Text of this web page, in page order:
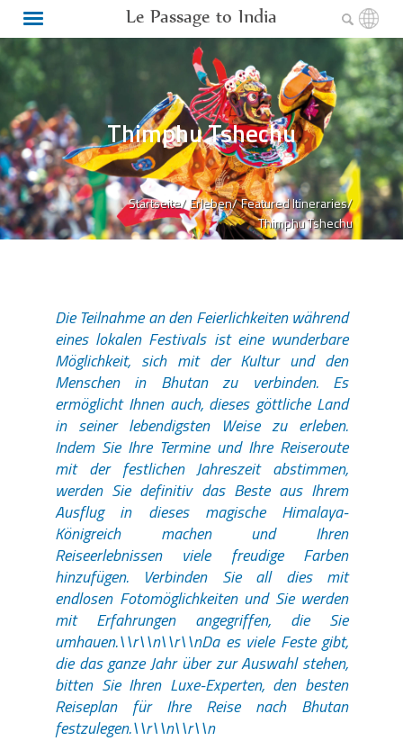
Le Passage to India
Startseite/Erleben/Featured Itineraries/
Thimphu Tshechu
Thimphu Tshechu
Die Teilnahme an den Feierlichkeiten während
eines lokalen Festivals ist eine wunderbare
Möglichkeit, sich mit der Kultur und den
Menschen in Bhutan zu verbinden. Es
ermöglicht Ihnen auch, dieses göttliche Land
in seiner lebendigsten Weise zu erleben.
Indem Sie Ihre Termine und Ihre Reiseroute
mit der festlichen Jahreszeit abstimmen,
werden Sie definitiv das Beste aus Ihrem
Ausflug in dieses magische Himalaya-
Königreich machen und Ihren
Reiseerlebnissen viele freudige Farben
hinzufügen. Verbinden Sie all dies mit
endlosen Fotomöglichkeiten und Sie werden
mit Erfahrungen angegriffen, die Sie
umhauen.\\r\\n\\r\\nDa es viele Feste gibt,
die das ganze Jahr über zur Auswahl stehen,
bitten Sie Ihren Luxe-Experten, den besten
Reiseplan für Ihre Reise nach Bhutan
festzulegen.\\r\\n\\r\\n